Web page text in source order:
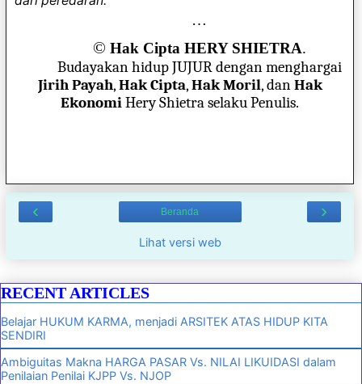
…
© Hak Cipta HERY SHIETRA.
Budayakan hidup JUJUR dengan menghargai
Jirih Payah,Hak Cipta,Hak Moril, danHak
EkonomiHery Shietra selaku Penulis.
‹ ›
Beranda
Lihat versi web
RECENT ARTICLES
Belajar HUKUM KARMA, menjadi ARSITEK ATAS HIDUP KITA
SENDIRI
Ambiguitas Makna HARGA PASAR Vs. NILAI LIKUIDASI dalam
Penilaian Penilai KJPP Vs. NJOP